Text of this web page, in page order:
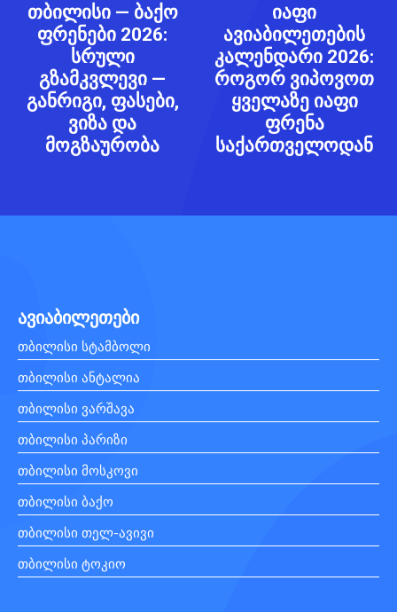
თბილისი — ბაქო
ფრენები 2026:
სრული
გზამკვლევი —
განრიგი, ფასები,
ვიზა და
მოგზაურობა
იაფი
ავიაბილეთების
კალენდარი 2026:
როგორ ვიპოვოთ
ყველაზე იაფი
ფრენა
საქართველოდან
ავიაბილეთები
თბილისი სტამბოლი
თბილისი ანტალია
თბილისი ვარშავა
თბილისი პარიზი
თბილისი მოსკოვი
თბილისი ბაქო
თბილისი თელ-ავივი
თბილისი ტოკიო